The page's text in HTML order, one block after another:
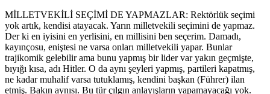
MİLLETVEKİLİ SEÇİMİ DE YAPMAZLAR: Rektörlük seçimi
yok artık, kendisi atayacak. Yarın milletvekili seçimini de yapmaz.
Der ki en iyisini en yerlisini, en millisini ben seçerim. Damadı,
kayınçosu, eniştesi ne varsa onları milletvekili yapar. Bunlar
trajikomik gelebilir ama bunu yapmış bir lider var yakın geçmişte,
bıyığı kısa, adı Hitler. O da aynı şeyleri yapmış, partileri kapatmış,
ne kadar muhalif varsa tutuklamış, kendini başkan (Führer) ilan
etmiş. Bakın aynısı. Bu tür çılgın anlayışların yapamayacağı yok.